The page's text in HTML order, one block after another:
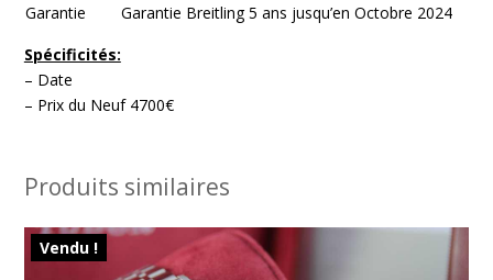
Garantie
Garantie Breitling 5 ans jusqu’en Octobre 2024
Spécificités:
– Date
– Prix du Neuf 4700€
Produits similaires
Vendu !